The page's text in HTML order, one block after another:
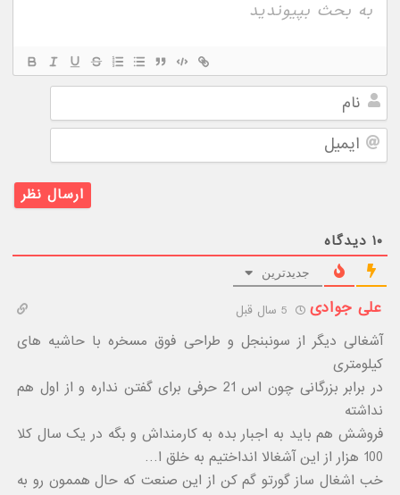
نام
ایمیل
۱۰ دیدگاه
جدیدترین
علی جوادی
آشغالی دیگر از سونبنجل و طراحی فوق مسخره با حاشیه های
کیلومتری
در برابر بزرگانی چون اس 21 حرفی برای گفتن نداره و از اول هم
نداشته
فروشش هم باید به اجبار بده به کارمنداش و بگه در یک سال کلا
100 هزار از این آشغالا انداختیم به خلق ا…
خب اشغال ساز گورتو گم کن از این صنعت که حال هممون رو به